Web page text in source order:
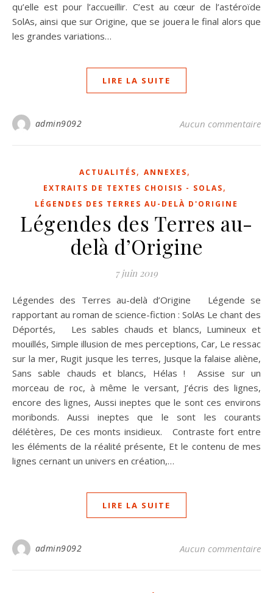
qu’elle est pour l’accueillir. C’est au cœur de l’astéroïde
SolAs, ainsi que sur Origine, que se jouera le final alors que
les grandes variations…
LIRE LA SUITE
admin9092 Aucun commentaire
ACTUALITÉS, ANNEXES,
EXTRAITS DE TEXTES CHOISIS - SOLAS,
LÉGENDES DES TERRES AU-DELÀ D'ORIGINE
Légendes des Terres au-
delà d’Origine
7 juin 2019
Légendes des Terres au-delà d’Origine Légende se
rapportant au roman de science-fiction : SolAs Le chant des
Déportés, Les sables chauds et blancs, Lumineux et
mouillés, Simple illusion de mes perceptions, Car, Le ressac
sur la mer, Rugit jusque les terres, Jusque la falaise aliène,
Sans sable chauds et blancs, Hélas ! Assise sur un
morceau de roc, à même le versant, J’écris des lignes,
encore des lignes, Aussi ineptes que le sont ces environs
moribonds. Aussi ineptes que le sont les courants
délétères, De ces monts insidieux. Contraste fort entre
les éléments de la réalité présente, Et le contenu de mes
lignes cernant un univers en création,…
LIRE LA SUITE
admin9092 Aucun commentaire